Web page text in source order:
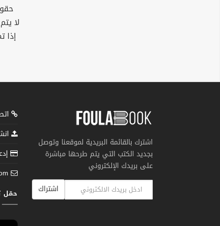
لا
إذا
اشترك بالقائمة البريدية لموقعنا وتوصل
بجديد الكتب التي يتم طرحها مباشرة
على بريدك الإلكتروني
اشتراك
حمّل